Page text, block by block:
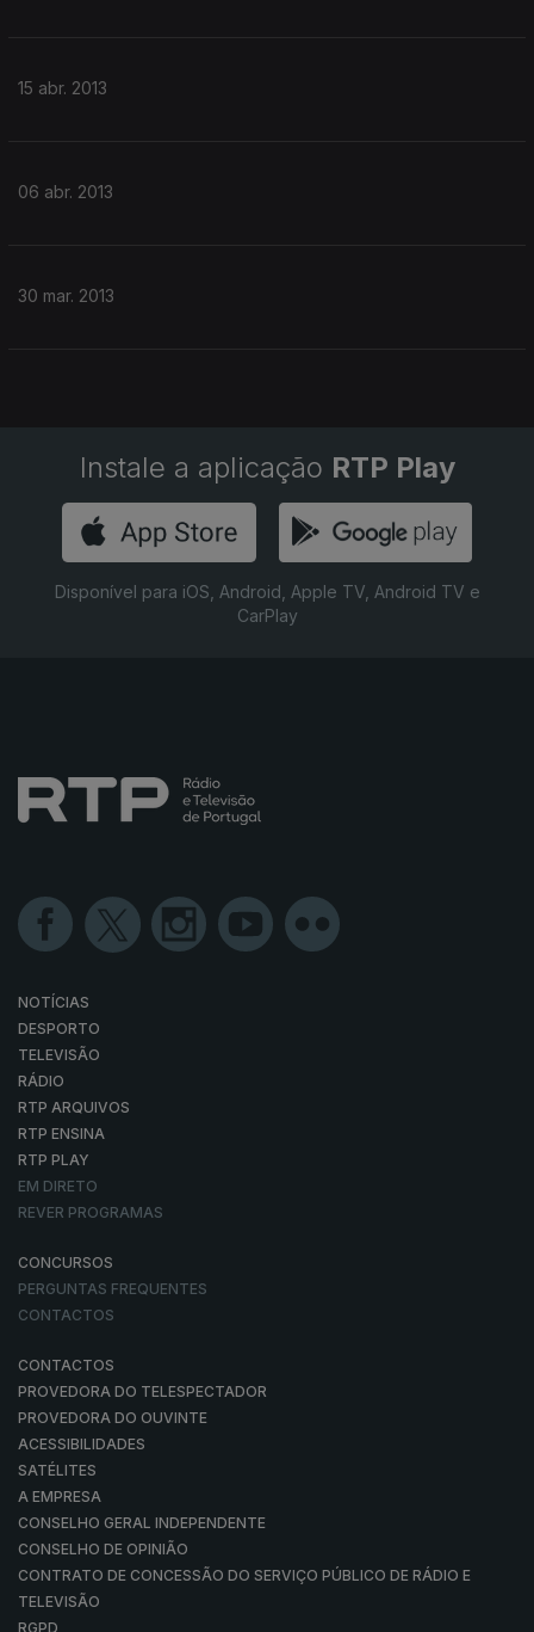
15 abr. 2013
06 abr. 2013
30 mar. 2013
Instale a aplicação RTP Play
Disponível para iOS, Android, Apple TV, Android TV e
CarPlay
NOTÍCIAS
DESPORTO
TELEVISÃO
RÁDIO
RTP ARQUIVOS
RTP ENSINA
RTP PLAY
EM DIRETO
REVER PROGRAMAS
CONCURSOS
PERGUNTAS FREQUENTES
CONTACTOS
CONTACTOS
PROVEDORA DO TELESPECTADOR
PROVEDORA DO OUVINTE
ACESSIBILIDADES
SATÉLITES
A EMPRESA
CONSELHO GERAL INDEPENDENTE
CONSELHO DE OPINIÃO
CONTRATO DE CONCESSÃO DO SERVIÇO PÚBLICO DE RÁDIO E
TELEVISÃO
RGPD